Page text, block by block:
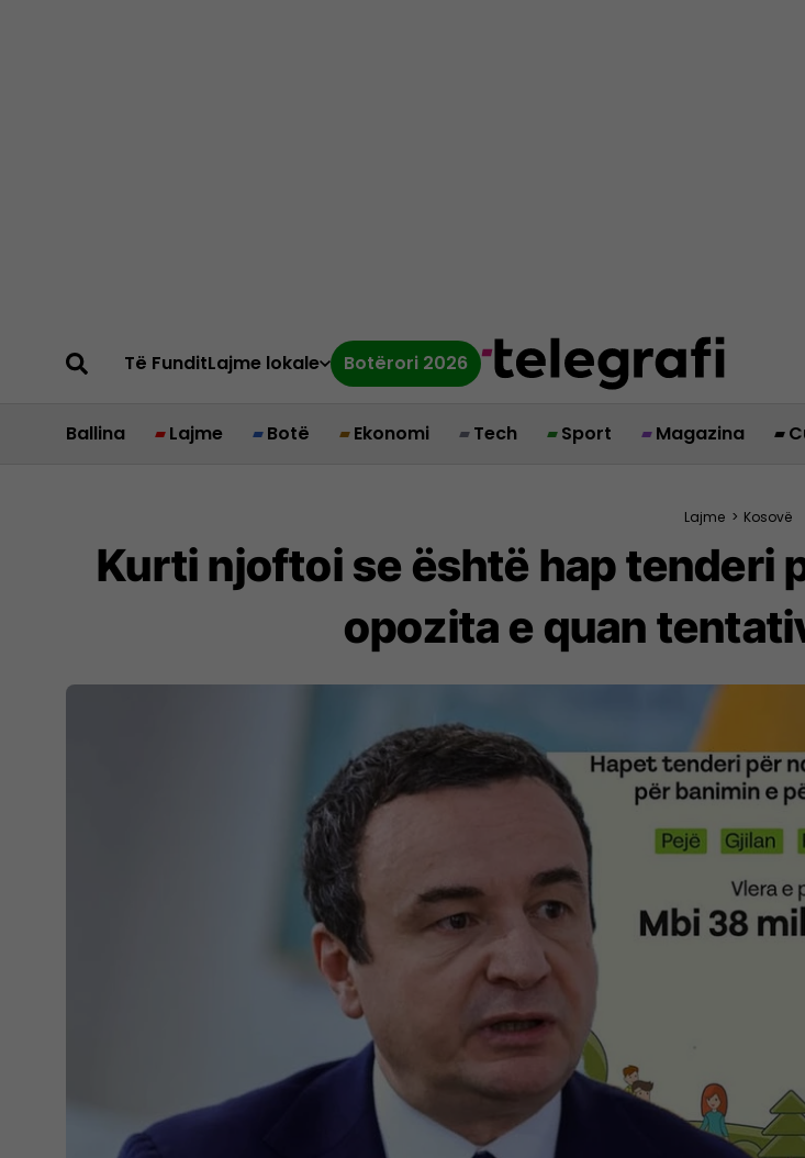
Të FunditLajme lokale Botërori 2026
Ballina Lajme Botë Ekonomi Tech Sport Magazina
Lajme > Kosovë
Kurti njoftoi se është hap tenderi
opozita e quan